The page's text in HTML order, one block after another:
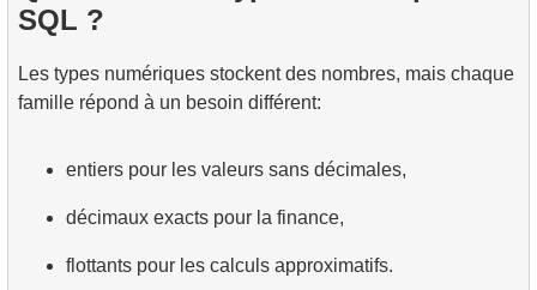
SQL ?
Les types numériques stockent des nombres, mais chaque
famille répond à un besoin différent:
entiers pour les valeurs sans décimales,
décimaux exacts pour la finance,
flottants pour les calculs approximatifs.